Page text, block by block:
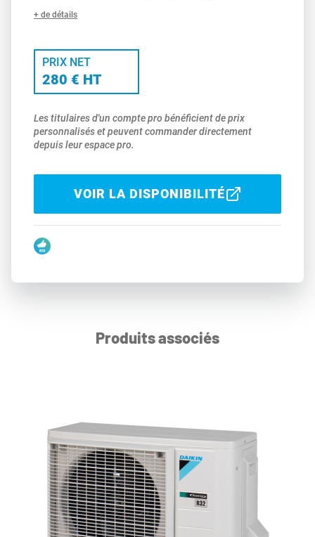
+ de détails
PRIX NET
280 € HT
Les titulaires d'un compte pro bénéficient de prix
personnalisés et peuvent commander directement
depuis leur espace pro.
VOIR LA DISPONIBILITÉ
Produits associés